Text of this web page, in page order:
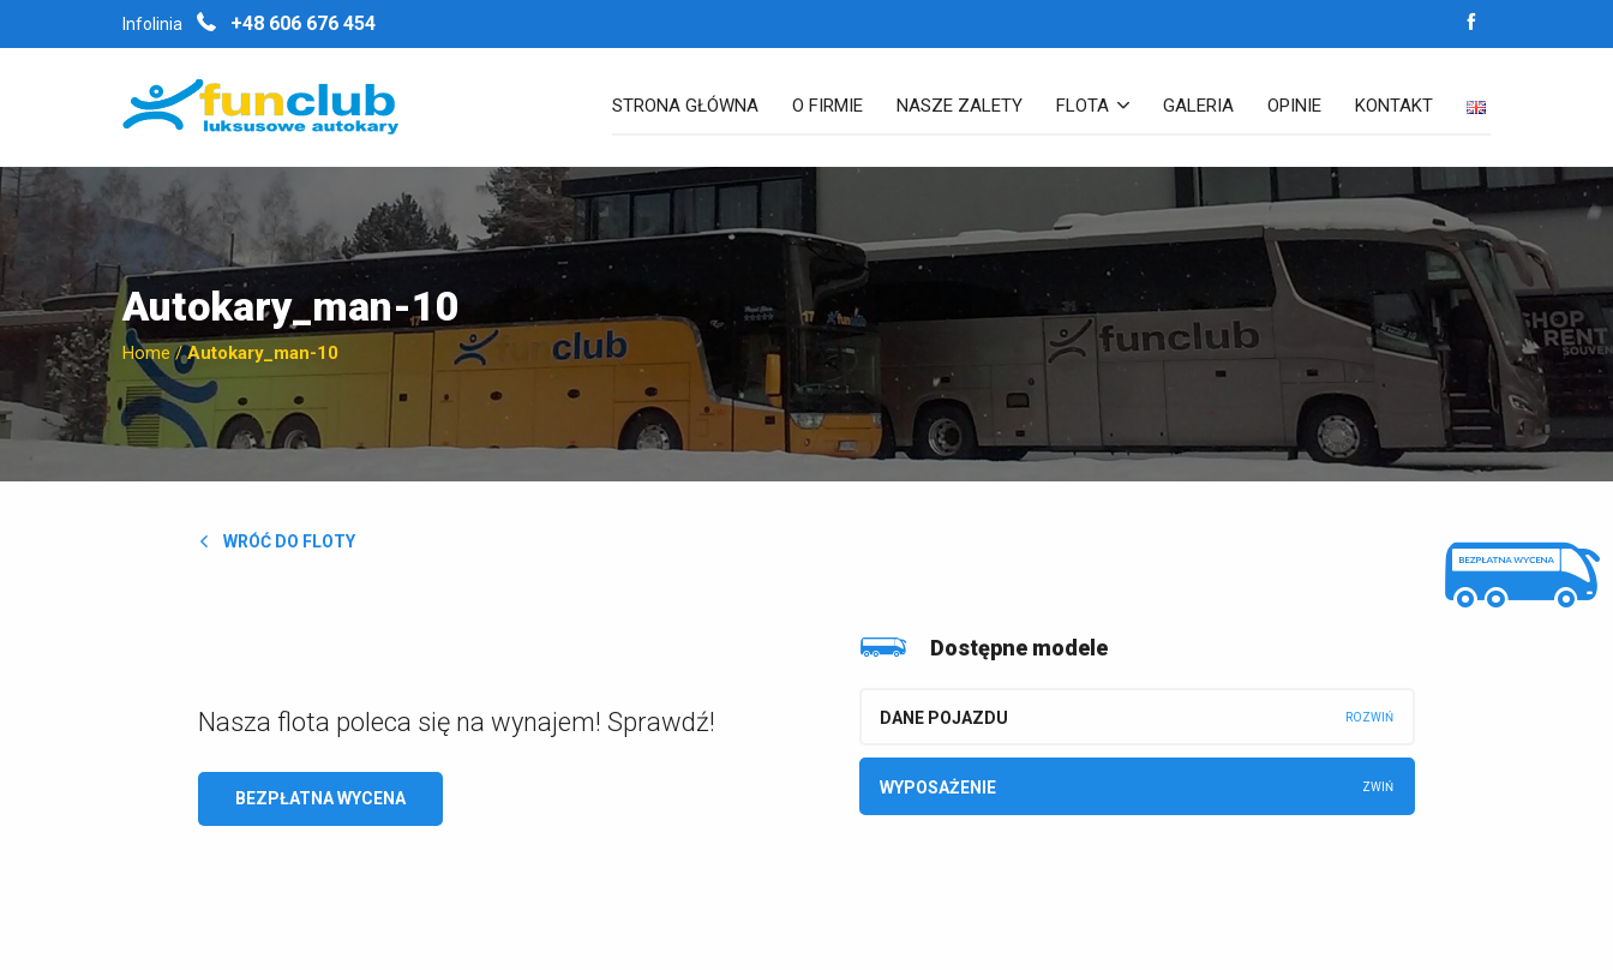
Infolinia +48 606 676 454
STRONA GŁÓWNA O FIRMIE NASZE ZALETY FLOTA GALERIA OPINIE KONTAKT
Autokary_man-10
Home/Autokary_man-10
WRÓĆ DO FLOTY
Nasza flota poleca się na wynajem! Sprawdź!
BEZPŁATNA WYCENA
Dostępne modele
DANE POJAZDU
WYPOSAŻENIE